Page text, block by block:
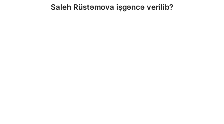
Saleh Rüstəmova işgəncə verilib?